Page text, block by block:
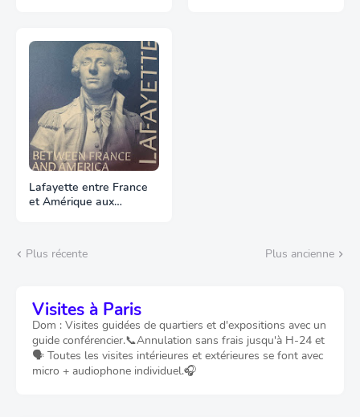
Lafayette entre France
et Amérique aux
Plus récente Plus ancienne
Visites à Paris
Dom : Visites guidées de quartiers et d'expositions avec un
guide conférencier.📞Annulation sans frais jusqu'à H-24 et
🗣️ Toutes les visites intérieures et extérieures se font avec
micro + audiophone individuel.🎧